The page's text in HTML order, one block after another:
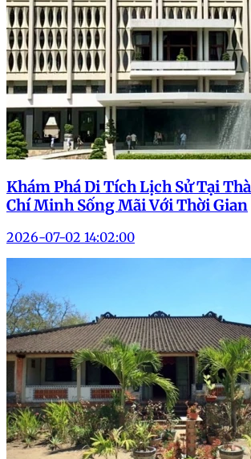
Khám Phá Di Tích Lịch Sử Tại
Chí Minh Sống Mãi Với Thời Gian
2026-07-02 14:02:00